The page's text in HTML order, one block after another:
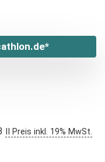
II Preis inkl. 19% MwSt.